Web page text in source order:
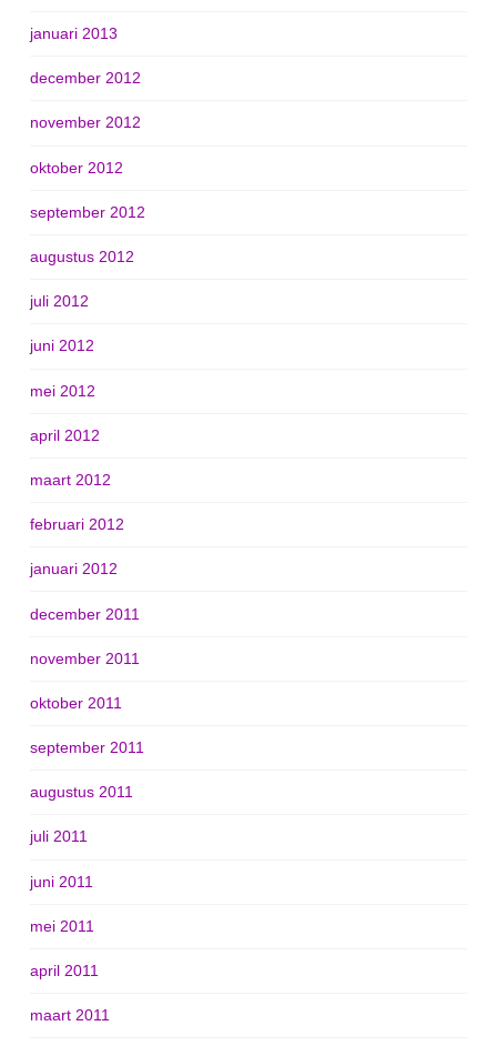
januari 2013
december 2012
november 2012
oktober 2012
september 2012
augustus 2012
juli 2012
juni 2012
mei 2012
april 2012
maart 2012
februari 2012
januari 2012
december 2011
november 2011
oktober 2011
september 2011
augustus 2011
juli 2011
juni 2011
mei 2011
april 2011
maart 2011